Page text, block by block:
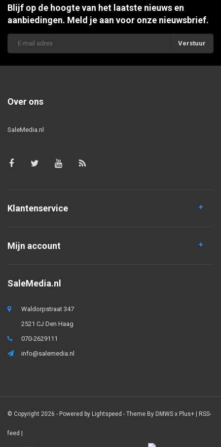
Blijf op de hoogte van het laatste nieuws en
aanbiedingen. Meld je aan voor onze nieuwsbrief.
Verstuur
Over ons
SaleMedia.nl
Klantenservice
Mijn account
SaleMedia.nl
Waldorpstraat 347
2521 CJ Den Haag
070-2629111
info@salemedia.nl
© Copyright 2026 - Powered by Lightspeed - Theme By DMWS x Plus+ | RSS-
feed |